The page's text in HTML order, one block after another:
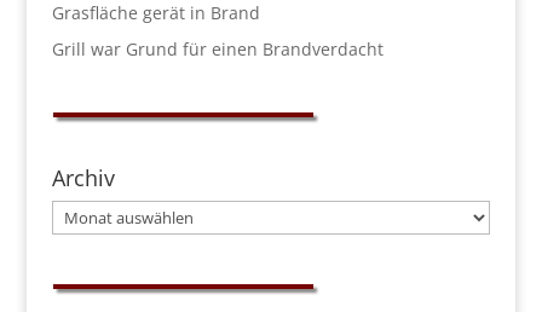
Grasfläche gerät in Brand
Grill war Grund für einen Brandverdacht
Archiv
Archiv